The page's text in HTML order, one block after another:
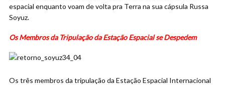
espacial enquanto voam de volta pra Terra na sua cápsula Russa
Soyuz.
Os Membros da Tripulação da Estação Espacial se Despedem
Os três membros da tripulação da Estação Espacial Internacional